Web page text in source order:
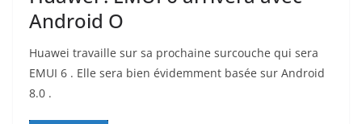
Android O
Huawei travaille sur sa prochaine surcouche qui sera
EMUI 6 . Elle sera bien évidemment basée sur Android
8.0 .